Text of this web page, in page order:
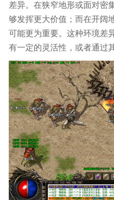
差异。在狭窄地形或面对密
够发挥更大价值；而在开阔
可能更为重要。这种环境差
有一定的灵活性，或者通过